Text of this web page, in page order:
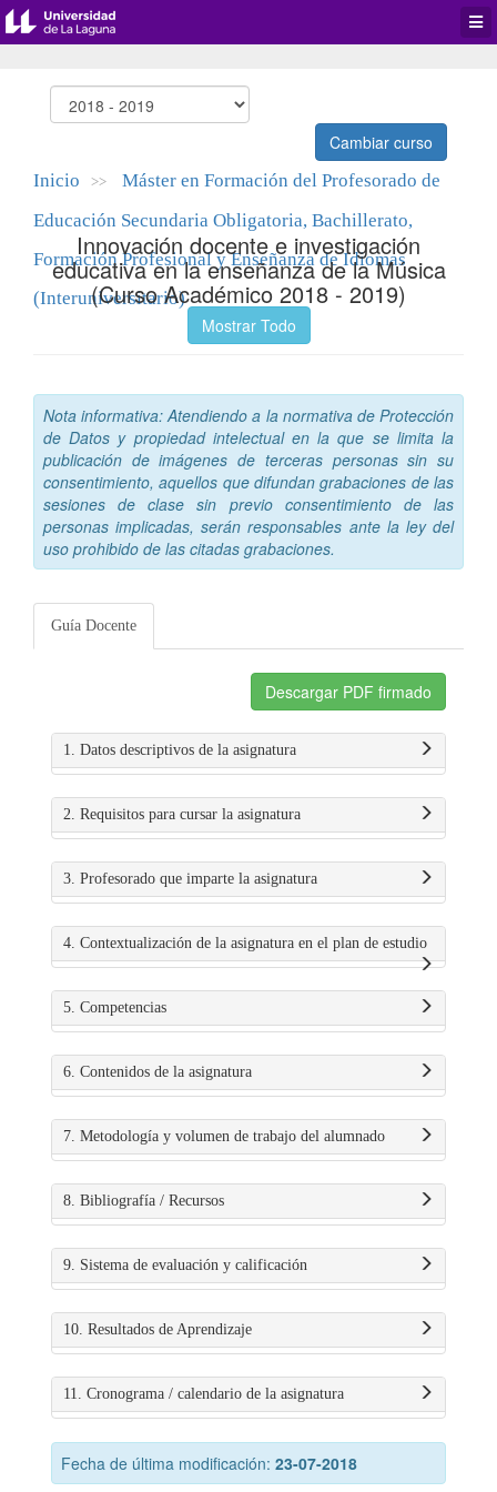
Cambiar curso
Inicio >>
Máster en Formación del Profesorado de
Educación Secundaria Obligatoria, Bachillerato,
Formación Profesional y Enseñanza de Idiomas
(Interuniversitario)
Innovación docente e investigación
educativa en la enseñanza de la Música
(Curso Académico 2018 - 2019)
Mostrar Todo
Nota informativa: Atendiendo a la normativa de Protección
de Datos y propiedad intelectual en la que se limita la
publicación de imágenes de terceras personas sin su
consentimiento, aquellos que difundan grabaciones de las
sesiones de clase sin previo consentimiento de las
personas implicadas, serán responsables ante la ley del
uso prohibido de las citadas grabaciones.
Guía Docente
Descargar PDF firmado
1. Datos descriptivos de la asignatura
2. Requisitos para cursar la asignatura
3. Profesorado que imparte la asignatura
4. Contextualización de la asignatura en el plan de estudio
5. Competencias
6. Contenidos de la asignatura
7. Metodología y volumen de trabajo del alumnado
8. Bibliografía / Recursos
9. Sistema de evaluación y calificación
10. Resultados de Aprendizaje
11. Cronograma / calendario de la asignatura
Fecha de última modificación: 23-07-2018